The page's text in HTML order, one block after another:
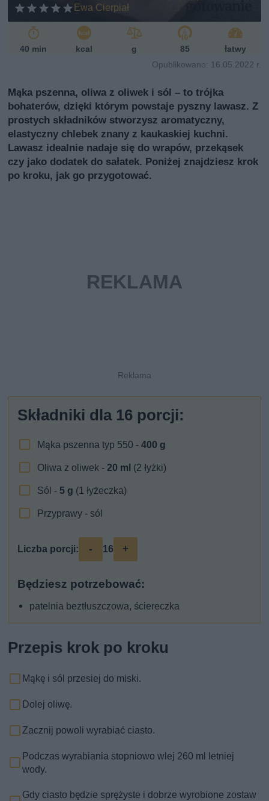
Ewa Cierpiał
40 min kcal g 85
łatwy
Opublikowano: 16.05.2022 r.
Mąka pszenna, oliwa z oliwek i sól – to trójka
bohaterów, dzięki którym powstaje pyszny lawasz. Z
prostych składników stworzysz aromatyczny,
elastyczny chlebek znany z kaukaskiej kuchni.
Lawasz idealnie nadaje się do wrapów, przekąsek
czy jako dodatek do sałatek. Poniżej znajdziesz krok
po kroku, jak go przygotować.
Składniki dla 16 porcji:
Mąka pszenna typ 550 -400 g
Oliwa z oliwek -20 ml (2 łyżki)
Sól - 5 g (1 łyżeczka)
Przyprawy - sól
Liczba porcji: - 16 +
Będziesz potrzebować:
patelnia beztłuszczowa, ściereczka
Przepis krok po kroku
Mąkę i sól przesiej do miski.
Dolej oliwę.
Zacznij powoli wyrabiać ciasto.
Podczas wyrabiania stopniowo wlej 260 ml letniej
wody.
Gdy ciasto będzie sprężyste i dobrze wyrobione zostaw